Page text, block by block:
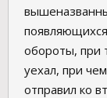
обороты, при
уехал, при
отправил ко